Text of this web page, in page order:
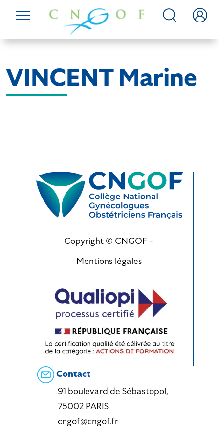
VINCENT Marine
Copyright © CNGOF -
Mentions légales
Contact
91 boulevard de Sébastopol,
75002 PARIS
cngof@cngof.fr